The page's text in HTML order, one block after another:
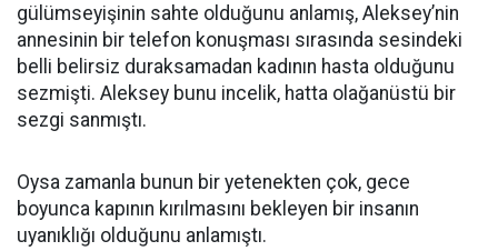
gülümseyişinin sahte olduğunu anlamış, Aleksey’nin
annesinin bir telefon konuşması sırasında sesindeki
belli belirsiz duraksamadan kadının hasta olduğunu
sezmişti. Aleksey bunu incelik, hatta olağanüstü bir
sezgi sanmıştı.
Oysa zamanla bunun bir yetenekten çok, gece
boyunca kapının kırılmasını bekleyen bir insanın
uyanıklığı olduğunu anlamıştı.